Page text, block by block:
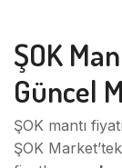
ŞOK
Güncel
ŞOK mantı
ŞOK